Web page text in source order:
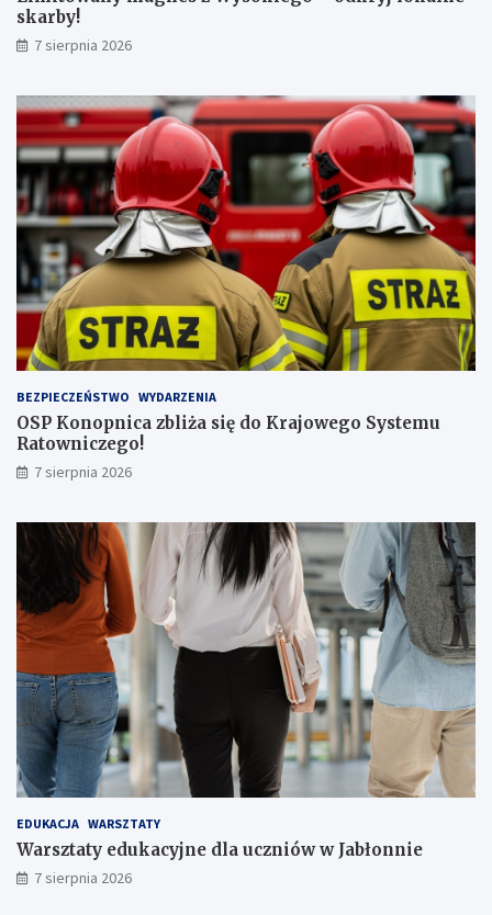
z
n
a
y
ż
s
z
ą
l
c
z
b
ą
a
a
ż
e
r
!
r
b
y
skarby!
7 sierpnia 2026
BEZPIECZEŃSTWO WYDARZENIA
OSP Konopnica zbliża się do Krajowego Systemu
Ratowniczego!
7 sierpnia 2026
EDUKACJA WARSZTATY
Warsztaty edukacyjne dla uczniów w Jabłonnie
7 sierpnia 2026